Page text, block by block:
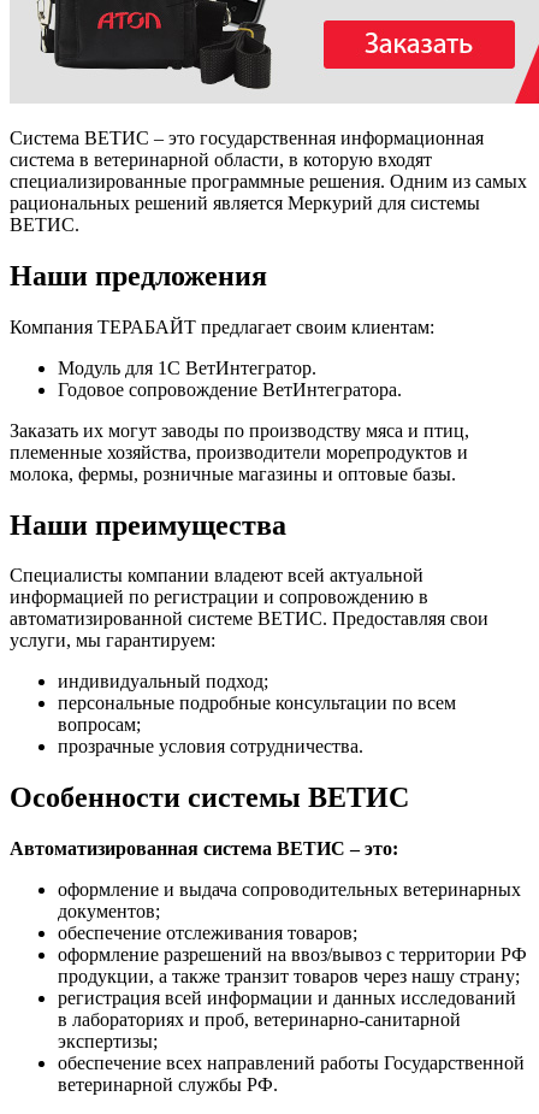
Система ВЕТИС – это государственная информационная
система в ветеринарной области, в которую входят
специализированные программные решения. Одним из самых
рациональных решений является Меркурий для системы
ВЕТИС.
Наши предложения
Компания ТЕРАБАЙТ предлагает своим клиентам:
Модуль для 1С ВетИнтегратор.
Годовое сопровождение ВетИнтегратора.
Заказать их могут заводы по производству мяса и птиц,
племенные хозяйства, производители морепродуктов и
молока, фермы, розничные магазины и оптовые базы.
Наши преимущества
Специалисты компании владеют всей актуальной
информацией по регистрации и сопровождению в
автоматизированной системе ВЕТИС. Предоставляя свои
услуги, мы гарантируем:
индивидуальный подход;
персональные подробные консультации по всем
вопросам;
прозрачные условия сотрудничества.
Особенности системы ВЕТИС
Автоматизированная система ВЕТИС – это:
оформление и выдача сопроводительных ветеринарных
документов;
обеспечение отслеживания товаров;
оформление разрешений на ввоз/вывоз с территории РФ
продукции, а также транзит товаров через нашу страну;
регистрация всей информации и данных исследований
в лабораториях и проб, ветеринарно-санитарной
экспертизы;
обеспечение всех направлений работы Государственной
ветеринарной службы РФ.